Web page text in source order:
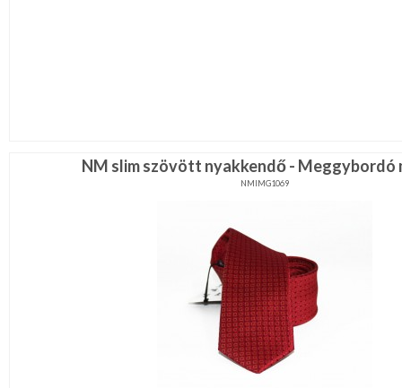
NM slim szövött nyakkendő - Meggybordó
NMIMG1069